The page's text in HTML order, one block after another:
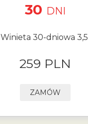
30 DNI
Winieta 30-dniowa 3,5
259 PLN
ZAMÓW